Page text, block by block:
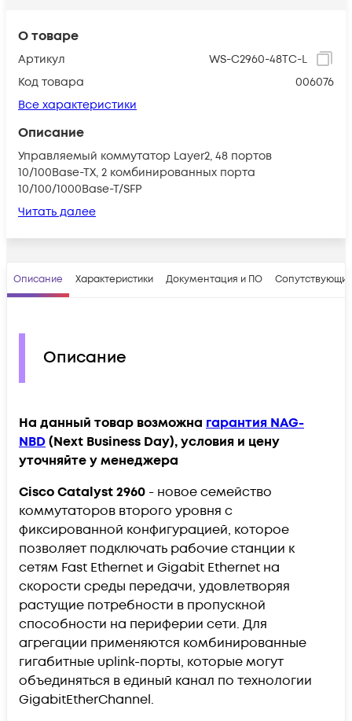
О товаре
Артикул
WS-C2960-48TC-L
Код товара
006076
Все характеристики
Описание
Управляемый коммутатор Layer2, 48 портов
10/100Base-TX, 2 комбинированных порта
10/100/1000Base-T/SFP
Читать далее
Описание Характеристики Документация и ПО
Описание
На данный товар возможна гарантия NAG-
NBD(Next Business Day), условия и цену
уточняйте у менеджера
Cisco Catalyst 2960 - новое семейство
коммутаторов второго уровня с
фиксированной конфигурацией, которое
позволяет подключать рабочие станции к
сетям Fast Ethernet и Gigabit Ethernet на
скорости среды передачи, удовлетворяя
растущие потребности в пропускной
способности на периферии сети. Для
агрегации применяются комбинированные
гигабитные uplink-порты, которые могут
объединяться в единый канал по технологии
GigabitEtherChannel.